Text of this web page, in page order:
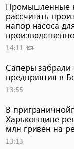
Промышленные
рассчитать
напор насоса для
14:11
Саперы забрали
предприятия в
13:55
В
Харьковщине
млн ​​гривен на
13:13